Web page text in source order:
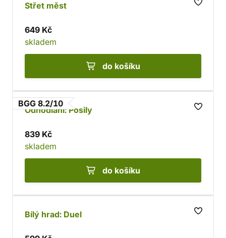
Střet měst
649 Kč
skladem
do košíku
BGG 8.2/10
Odhodlaní: Posily
839 Kč
skladem
do košíku
Bílý hrad: Duel